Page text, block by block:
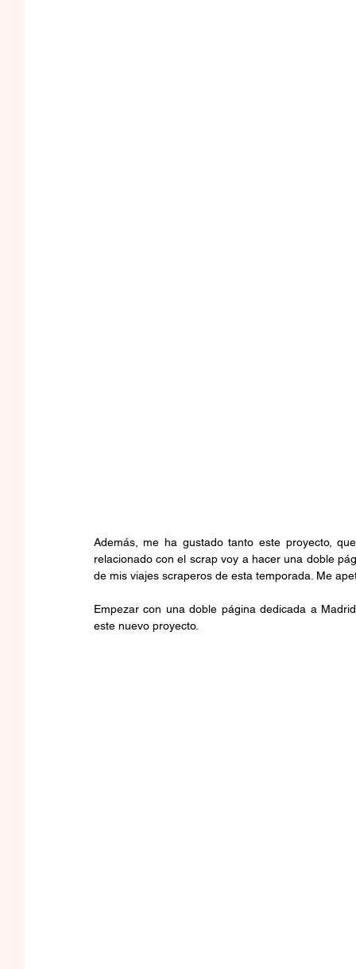
Además, me ha gustado tanto este proyecto,
relacionado con el scrap voy a hacer una doble
de mis viajes scraperos de esta temporada. Me
Empezar con una doble página dedicada a
este nuevo proyecto.